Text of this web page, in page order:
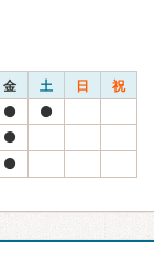
金 土 日 祝